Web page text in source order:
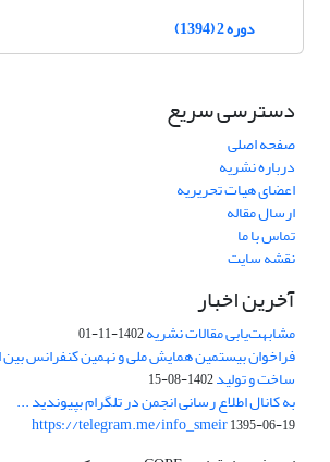
دوره 2 (1394)
دسترسی سریع
صفحه اصلی
درباره نشریه
اعضای هیات تحریریه
ارسال مقاله
تماس با ما
نقشه سایت
آخرین اخبار
مشابهت‌یابی مقالات نشریه1402-11-01
فراخوان بیستمین همایش ملی و نهمین کنفرانس
ساخت و تولید1402-08-15
به کانال اطلاع رسانی انجمن در تلگرام بپیوندید ...
https://telegram.me/info_smeir1395-06-19